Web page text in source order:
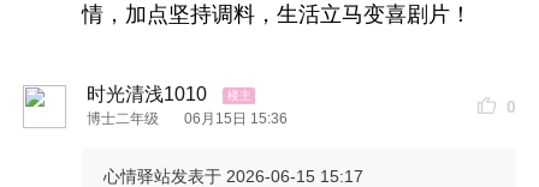
情，加点坚持调料，生活立马变喜剧片！
时光清浅1010
博士二年级 06月15日 15:36
0
心情驿站发表于 2026-06-15 15:17